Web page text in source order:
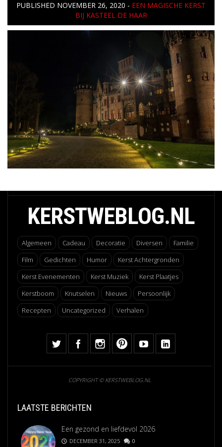
PUBLISHED NOVEMBER 26, 2020 - EEN MAGISCHE KERST
BIJ KASTEEL DE HAAR
KERSTWEBLOG.NL
Algemeen Cadeau Decoratie Diversen
Familie
Film
Gedichten Humor
Kerst Achtergronden
Kerst Evenementen
Kerst Muziek
Kerst Plaatjes
Kerstboom
Knutselen Nieuws
Persoonlijk
Recepten
Uncategorized Verhalen
COPYRIGHT © KERSTWEBLOG.NL
LAATSTE BERICHTEN
Een gezond en liefdevol 2026
DECEMBER 31, 2025 0